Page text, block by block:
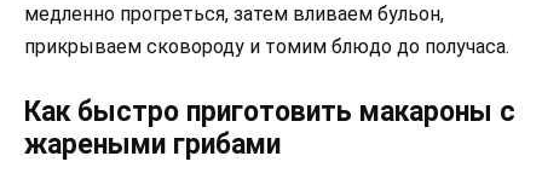
медленно прогреться, затем вливаем бульон,
прикрываем сковороду и томим блюдо до получаса.
Как быстро приготовить макароны с
жареными грибами